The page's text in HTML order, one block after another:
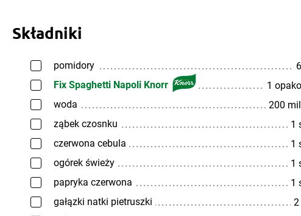
Składniki
pomidory
Fix Spaghetti Napoli Knorr
1
woda
200
ząbek czosnku
1
czerwona cebula
1
ogórek świeży
1
papryka czerwona
1
gałązki natki pietruszki
2